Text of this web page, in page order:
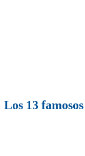
Los 13